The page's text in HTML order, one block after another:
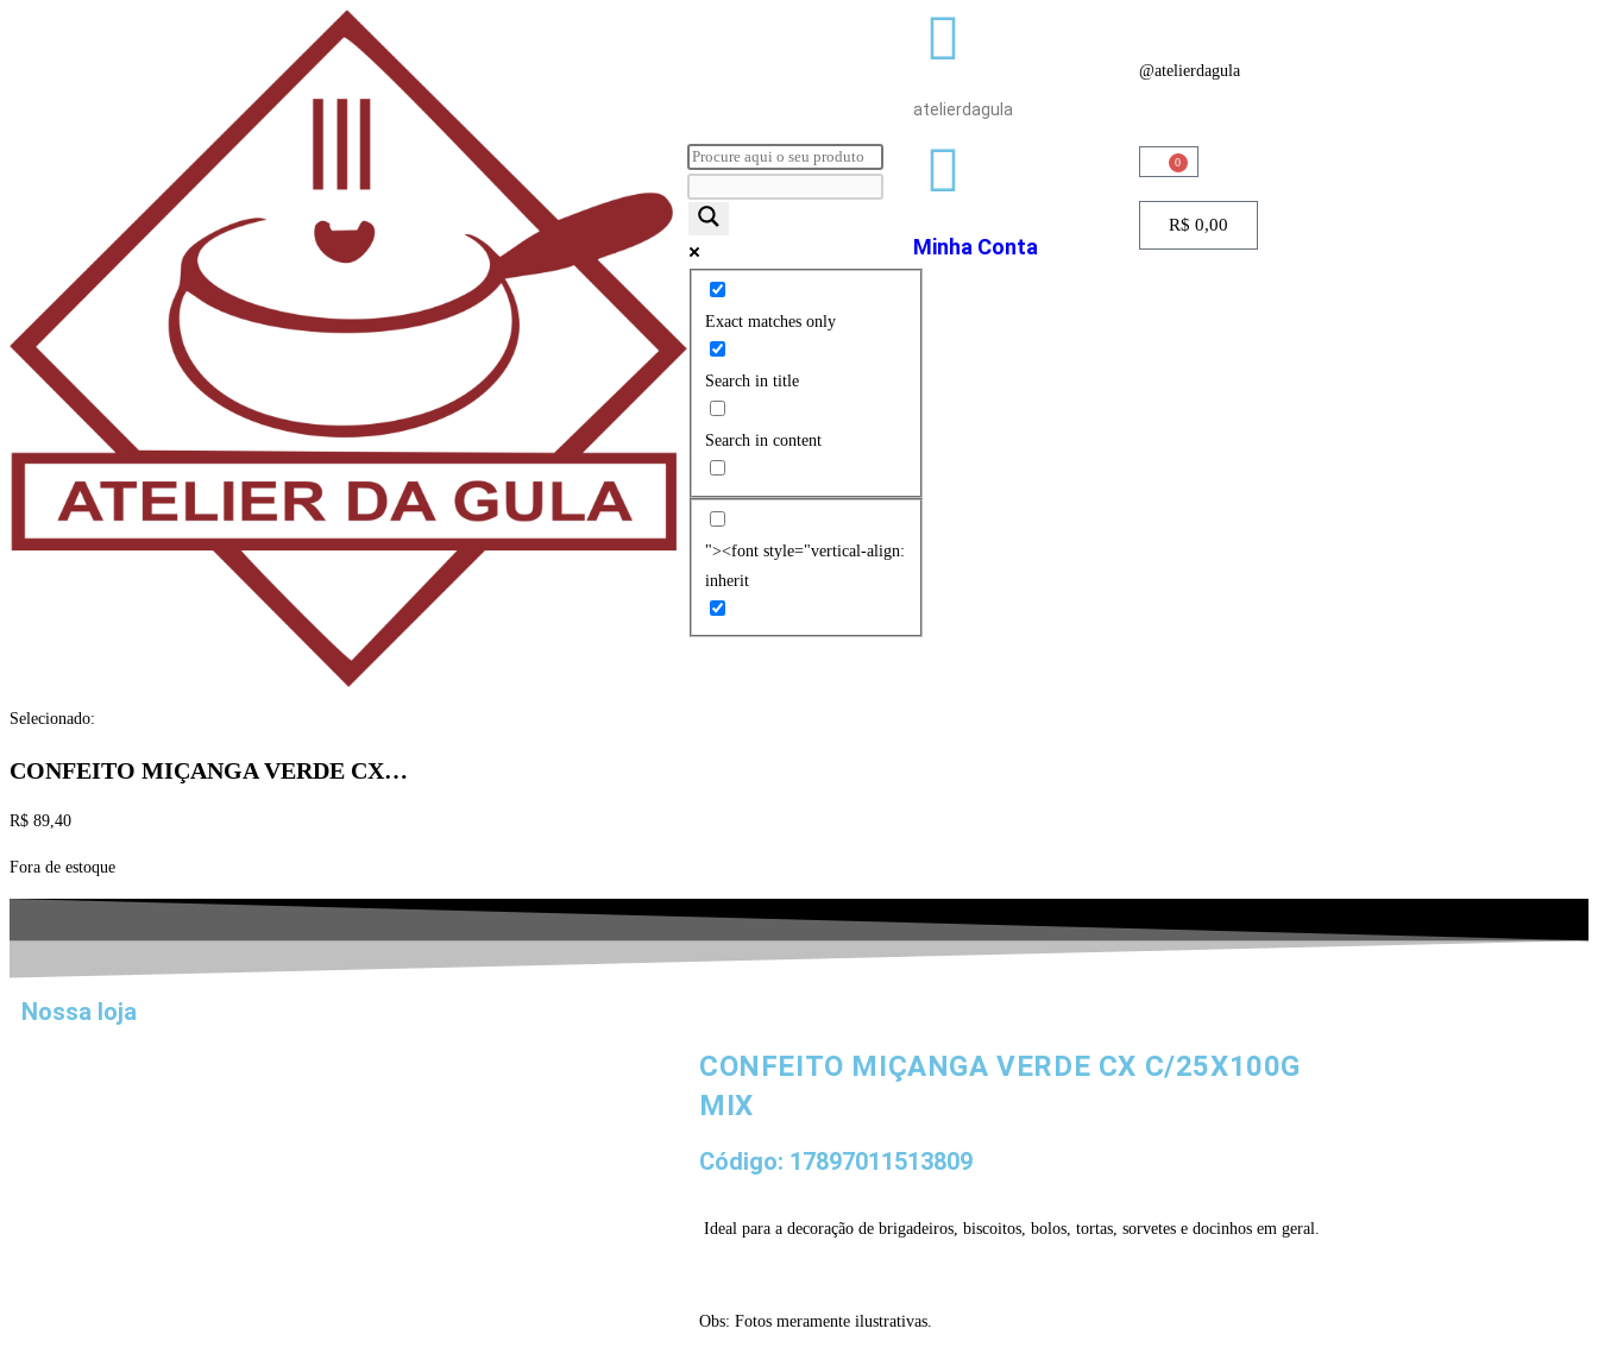
atelierdagula
@atelierdagula
Exact matches only
Search in title
Search in content
"><font style="vertical-align:
inherit
Minha Conta
0
R$ 0,00
Selecionado:
CONFEITO MIÇANGA VERDE CX…
R$ 89,40
Fora de estoque
Nossa loja
CONFEITO MIÇANGA VERDE CX C/25X100G
MIX
Código: 17897011513809
Ideal para a decoração de brigadeiros, biscoitos, bolos, tortas, sorvetes e docinhos em geral.
Obs: Fotos meramente ilustrativas.